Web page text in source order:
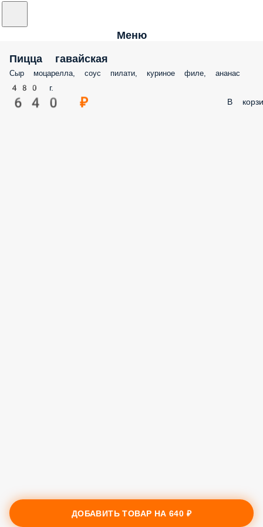
Меню
Пицца гавайская
Сыр моцарелла, соус пилати, куриное филе, ананас
480 г.
640 ₽ В
ДОБАВИТЬ ТОВАР НА640 ₽